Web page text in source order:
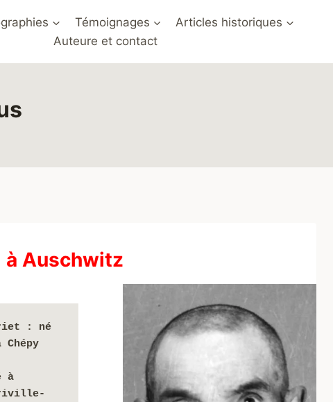
Témoignages
Articles historiques
Auteure et contact
Auschwitz
: né
Chépy
à